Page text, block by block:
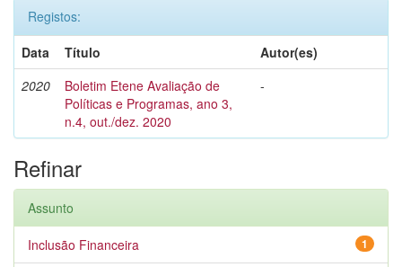
Registos:
Data
Título
Autor(es)
2020
Boletim Etene Avaliação de
Políticas e Programas, ano 3,
n.4, out./dez. 2020
-
Refinar
Assunto
1
Inclusão Financeira